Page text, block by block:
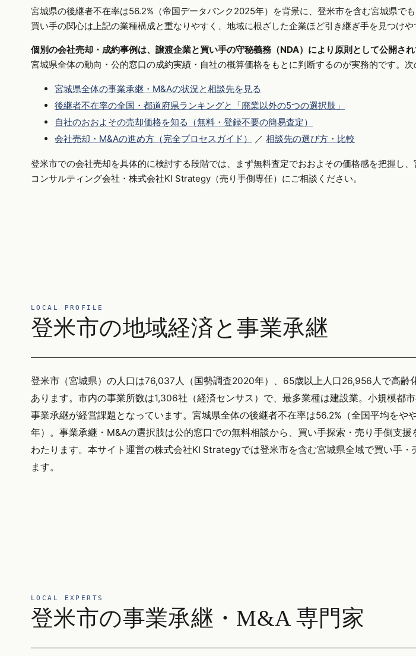
宮城県の後継者不在率は56.2%（帝国データバンク2025年）を背景に、登米市を含む宮城県で
買い手の関心は上記の業種構成と重なりやすく、地域に根ざした企業ほど引き継ぎ手を見つけや
個別の会社売却・成約事例は、譲渡企業と買い手の守秘義務（NDA）により原則として公開され
宮城県全体の動向・公的窓口の成約実績・自社の概算価格をもとに判断するのが実務的です。次
宮城県全体の事業承継・M&Aの状況と相談先を見る
後継者不在率の全国・都道府県ランキングと「廃業以外の5つの選択肢」
自社のおおよその売却価格を知る（無料・登録不要の簡易査定）
会社売却・M&Aの進め方（完全プロセスガイド）
／ 相談先の選び方・比較
登米市での会社売却を具体的に検討する段階では、まず無料査定でおおよその価格感を把握し
コンサルティング会社・株式会社KI Strategy（売り手側専任）にご相談ください。
LOCAL PROFILE
登米市の地域経済と事業承継
登米市（宮城県）の人口は76,037人（国勢調査2020年）、65歳以上人口26,956人で高齢
あります。市内の事業所数は1,306社（経済センサス）で、最多業種は建設業。小規模都
事業承継が経営課題となっています。宮城県全体の後継者不在率は56.2%（全国平均をや
年）。事業承継・M&Aの選択肢は公的窓口での無料相談から、買い手探索・売り手側支
わたります。本サイト運営の株式会社KI Strategyでは登米市を含む宮城県全域で買い手
ます。
LOCAL EXPERTS
登米市の事業承継・M&A 専門家